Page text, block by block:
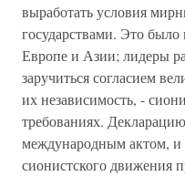
выработать условия
государствами. Это было
Европе и Азии; лидеры
заручиться согласием
их независимость, -
требованиях.
международным актом, и
сионистского движения